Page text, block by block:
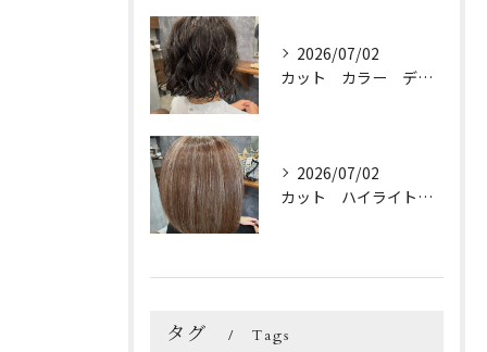
2026/07/02
カット カラー デジパ トリートメント
2026/07/02
カット ハイライトカラー トリートメント
タグ Tags